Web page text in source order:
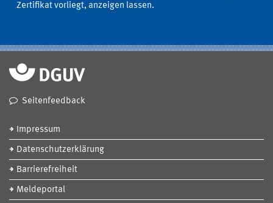
Zertifikat vorliegt, anzeigen lassen.
Seitenfeedback
Impressum
Datenschutzerklärung
Barrierefreiheit
Meldeportal